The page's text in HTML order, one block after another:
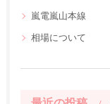
嵐電嵐山本線
相場について